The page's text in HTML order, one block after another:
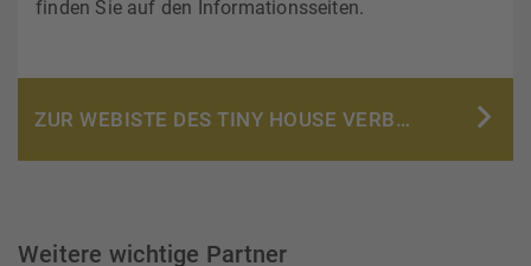
finden Sie auf den Informationsseiten.
ZUR WEBISTE DES TINY HOUSE VERBAND E.V.
Weitere wichtige Partner